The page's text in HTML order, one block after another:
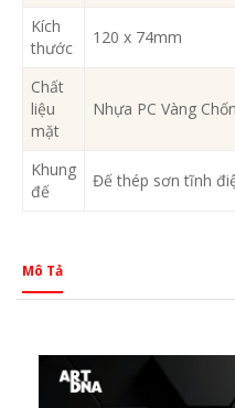
Kích
thước
120 x 74mm
Chất
liệu
mặt
Nhựa PC Vàng
Khung
đế
Đế thép sơn tĩnh
Mô Tả